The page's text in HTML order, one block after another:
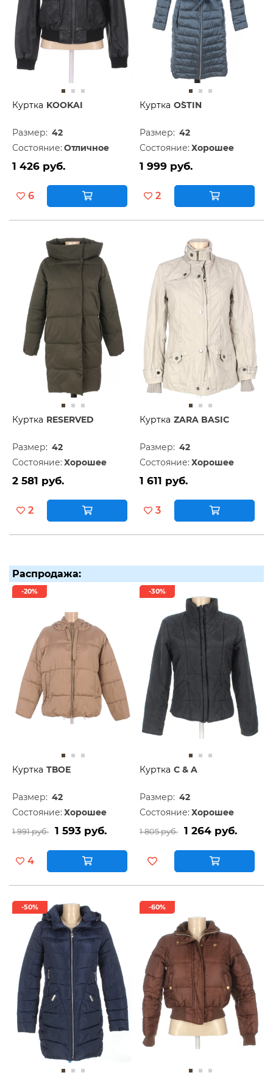
Куртка KOOKAI
Размер: 42
Состояние: Отличное
1 426 руб.
6
Куртка O`STIN
Размер: 42
Состояние: Хорошее
1 999 руб.
2
Куртка RESERVED
Размер: 42
Состояние: Хорошее
2 581 руб.
2
Куртка ZARA BASIC
Размер: 42
Состояние: Хорошее
1 611 руб.
3
Распродажа:
-20%
Куртка ТВОЕ
Размер: 42
Состояние: Хорошее
1 991 руб. 1 593 руб.
4
-30%
Куртка C & A
Размер: 42
Состояние: Хорошее
1 805 руб. 1 264 руб.
-50% -60%